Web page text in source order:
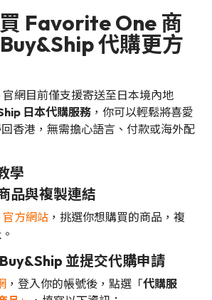
Favorite One 商
代購更方
網目前僅支援寄送至日本境內地
日本代購服務 ，你可以輕鬆將喜愛
香港，無需擔心語言、付款或海外配
學
品與複製連結
官方網站 ，挑選你想購買的商品，複
並提交代購申請
，登入你的帳號後，點選「代購服